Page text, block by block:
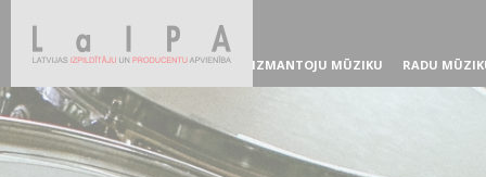
IZMANTOJU MŪZIKU RADU